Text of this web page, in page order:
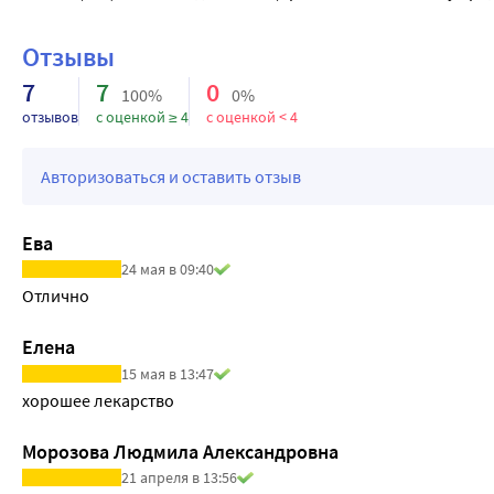
интоксикации.
При лечении передозировки необходимо проводить
и креатинин в плазме крови, контроль концентрации
необходимо наблюдать в течение 6 часов.
Отзывы
7
отзывов
7 100%
с оценкой ≥ 4
0 0%
с оценкой < 4
Авторизоваться и оставить отзыв
Ева
24 мая в 09:40
Отлично
Елена
15 мая в 13:47
хорошее лекарство
Морозова Людмила Александровна
21 апреля в 13:56